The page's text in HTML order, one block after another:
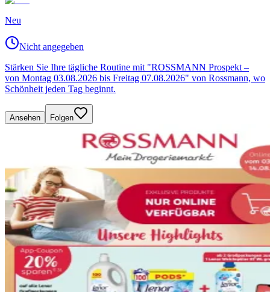
Neu
Nicht angegeben
Stärken Sie Ihre tägliche Routine mit "ROSSMANN Prospekt –
von Montag 03.08.2026 bis Freitag 07.08.2026" von Rossmann, wo
Schönheit jeden Tag beginnt.
Ansehen Folgen